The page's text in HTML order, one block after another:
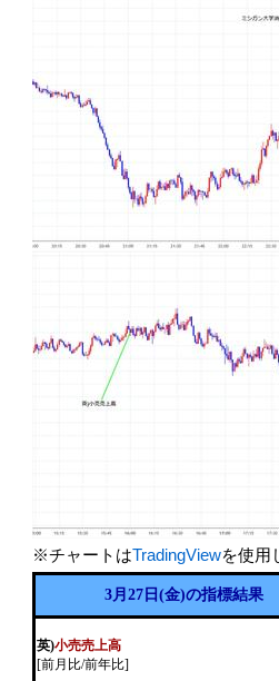
※チャートはTradingViewを使用
3月27日(金)の指標結果
英)小売売上高
[前月比/前年比]